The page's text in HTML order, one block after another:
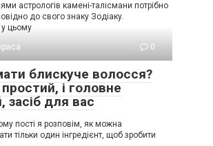
астрологів камені-талісмани потрібно
до свого знаку Зодіаку.
у цьому
0
блискуче волосся?
і головне
засіб для вас
пості я розповім, як можна
тільки один інгредієнт, щоб зробити